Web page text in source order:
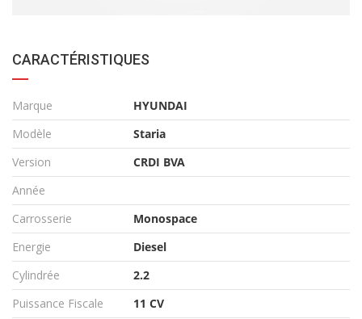
CARACTÉRISTIQUES
Marque
HYUNDAI
Modèle
Staria
Version
CRDI BVA
Année
Carrosserie
Monospace
Energie
Diesel
Cylindrée
2.2
Puissance Fiscale
11 CV